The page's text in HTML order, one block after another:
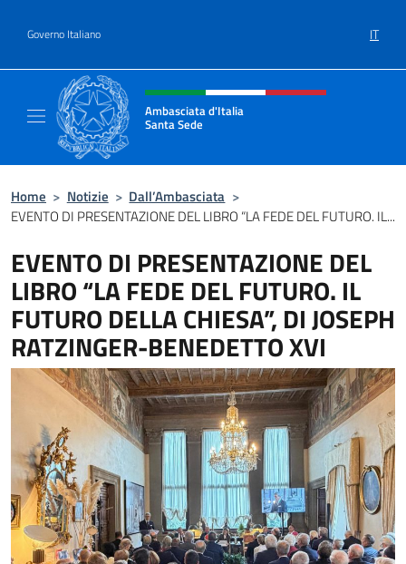
Governo Italiano IT
Intestazione sito, social e menù
Ambasciata d'Italia
Santa Sede
Home > Notizie > Dall’Ambasciata >
EVENTO DI PRESENTAZIONE DEL LIBRO “LA FEDE DEL FUTURO. IL...
EVENTO DI PRESENTAZIONE DEL
LIBRO “LA FEDE DEL FUTURO. IL
FUTURO DELLA CHIESA”, DI JOSEPH
RATZINGER-BENEDETTO XVI